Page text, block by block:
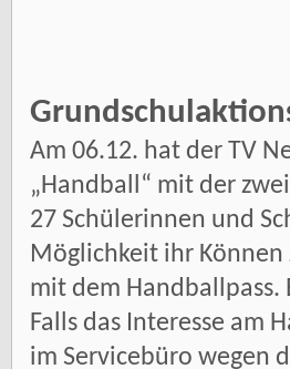
Am 06.12. hat der TV
„Handball“ mit der
27 Schülerinnen und
Möglichkeit ihr Können
mit dem Handballpass.
Falls das Interesse am
im Servicebüro wegen